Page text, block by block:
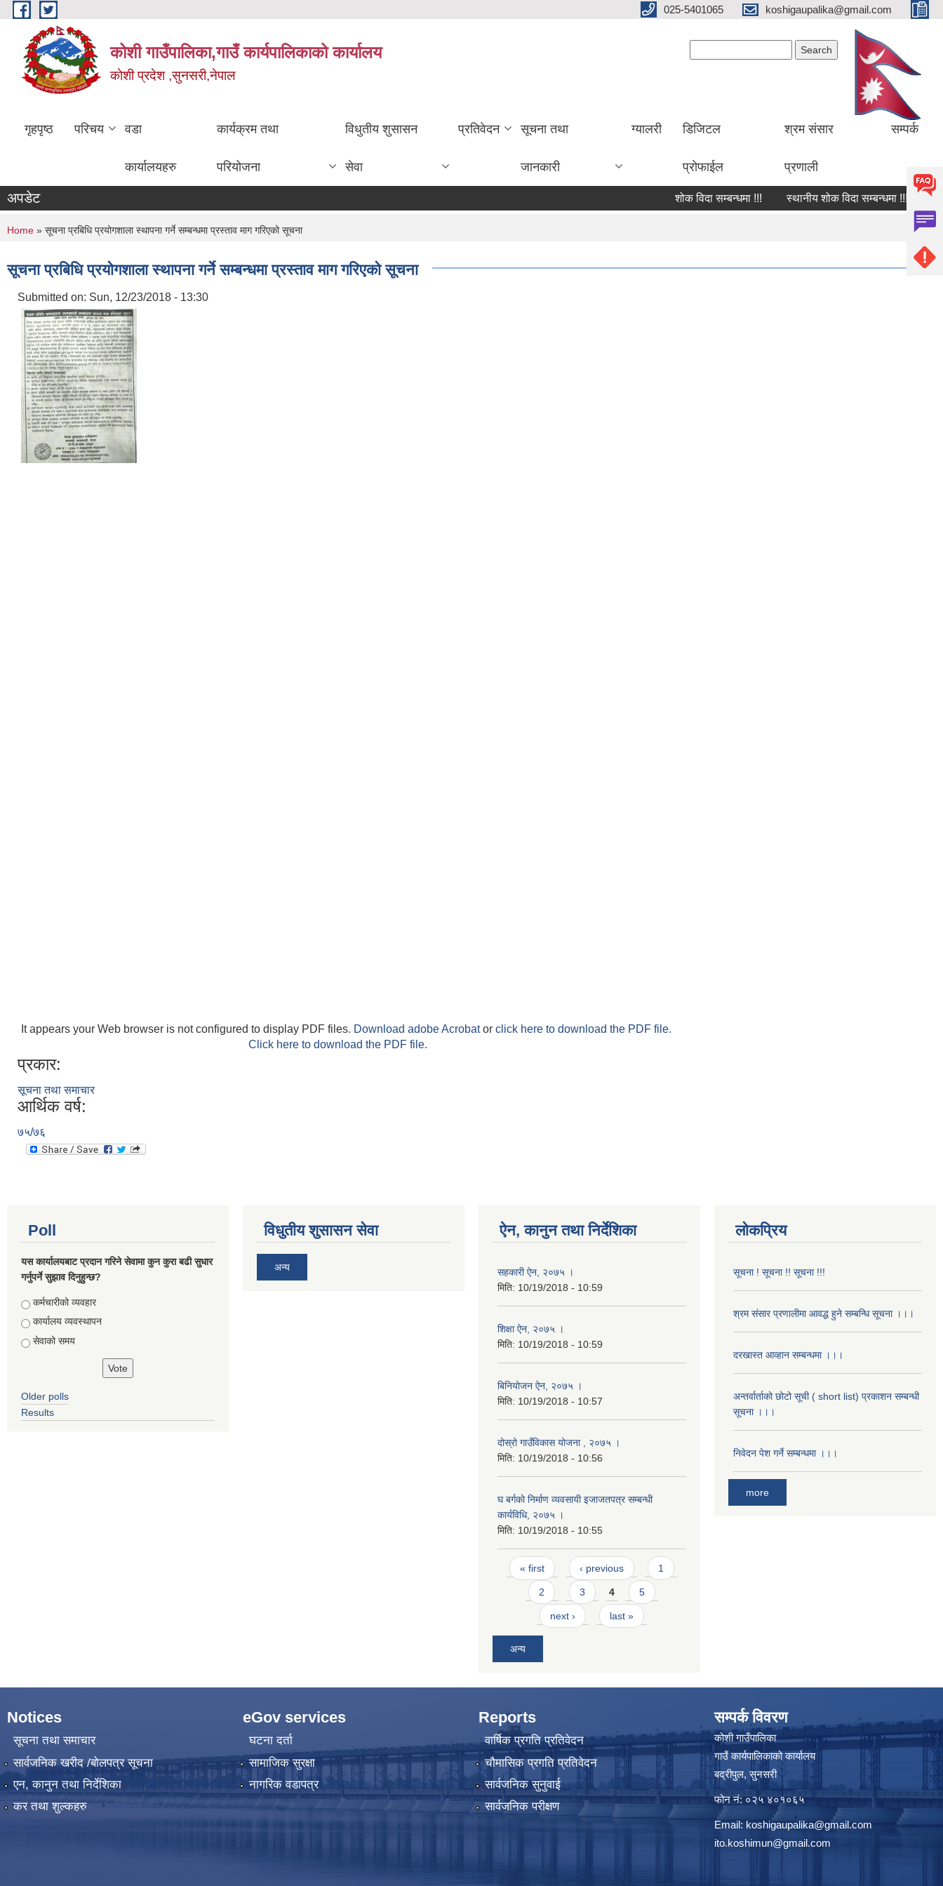
Skip to main content 025-5401065 koshigaupalika@gmail.com
कोशी गाउँपालिका,गाउँ कार्यपालिकाको कार्यालय
काेशी प्रदेश ,सुनसरी,नेपाल
गृहपृष्ठ परिचय वडा
कार्यालयहरु
कार्यक्रम तथा
परियोजना
विधुतीय शुसासन
सेवा
प्रतिवेदन सूचना तथा
जानकारी
ग्यालरी डिजिटल
प्रोफाईल
श्रम संसार
प्रणाली
सम्पर्क
अपडेट शोक विदा सम्बन्धमा !!! स्थानीय शोक विदा सम्बन्धमा !!! शोक
You are here
Home » सूचना प्रबिधि प्रयोगशाला स्थापना गर्ने सम्बन्धमा प्रस्ताव माग गरिएको सूचना
सूचना प्रबिधि प्रयोगशाला स्थापना गर्ने सम्बन्धमा प्रस्ताव माग गरिएको सूचना
Submitted on: Sun, 12/23/2018 - 13:30
It appears your Web browser is not configured to display PDF files. Download adobe Acrobator click here to download the PDF file.
Click here to download the PDF file.
प्रकार:
सूचना तथा समाचार
आर्थिक वर्ष:
७५/७६
Poll
यस कार्यालयबाट प्रदान गरिने सेवामा कुन कुरा बढी सुधार
गर्नुपर्ने सुझाव दिनुहुन्छ?
Choices
कर्मचारीको व्यवहार
कार्यालय व्यवस्थापन
सेवाको समय
Older polls
Results
विधुतीय शुसासन सेवा
अन्य
ऐन, कानुन तथा निर्देशिका
सहकारी ऐन, २०७५ ।
मिति: 10/19/2018 - 10:59
शिक्षा ऐन, २०७५ ।
मिति: 10/19/2018 - 10:59
बिनियोजन ऐन, २०७५ ।
मिति: 10/19/2018 - 10:57
दोस्रो गाउँविकास योजना , २०७५ ।
मिति: 10/19/2018 - 10:56
घ बर्गको निर्माण व्यवसायी इजाजतपत्र सम्बन्धी
कार्यविधि, २०७५ ।
मिति: 10/19/2018 - 10:55
Pages
« first ‹ previous 1
2 3 4 5
next › last »
अन्य
लोकप्रिय
सूचना ! सूचना !! सूचना !!!
श्रम संसार प्रणालीमा आवद्ध हुने सम्बन्धि सूचना ।।।
दरखास्त आव्हान सम्बन्धमा ।।।
अन्तर्वार्ताको छोटो सूची ( short list) प्रकाशन सम्बन्धी
सूचना ।।।
निवेदन पेश गर्ने सम्बन्धमा ।।।
more
Notices
सूचना तथा समाचार
सार्वजनिक खरीद /बोलपत्र सूचना
एन, कानुन तथा निर्देशिका
कर तथा शुल्कहरु
eGov services
घटना दर्ता
सामाजिक सुरक्षा
नागरिक वडापत्र
Reports
वार्षिक प्रगति प्रतिवेदन
चौमासिक प्रगति प्रतिवेदन
सार्वजनिक सुनुवाई
सार्वजनिक परीक्षण
सम्पर्क विवरण
कोशी गाउँपालिका
गाउँ कार्यपालिकाको कार्यालय
बद्रीपुल, सुनसरी
फोन नं: ०२५ ४०१०६५
Email: koshigaupalika@gmail.com
ito.koshimun@gmail.com